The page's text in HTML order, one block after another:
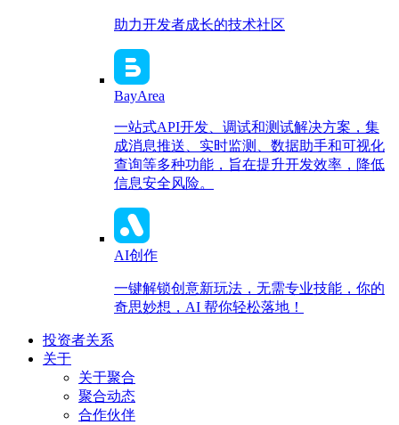
助力开发者成长的技术社区
BayArea
一站式API开发、调试和测试解决方案，集
成消息推送、实时监测、数据助手和可视化
查询等多种功能，旨在提升开发效率，降低
信息安全风险。
AI创作
一键解锁创意新玩法，无需专业技能，你的
奇思妙想，AI 帮你轻松落地！
投资者关系
关于
关于聚合
聚合动态
合作伙伴